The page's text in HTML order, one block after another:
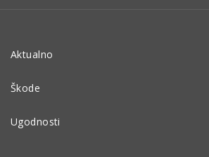
Aktualno
Škode
Ugodnosti